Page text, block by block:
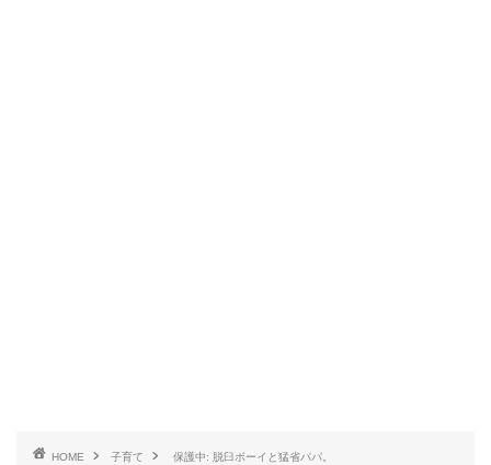
HOME 子育て 保護中: 脱臼ボーイと猛省パパ。